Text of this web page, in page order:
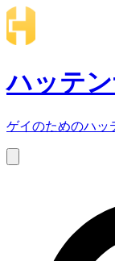
ハッテ
ゲイのためのハッ